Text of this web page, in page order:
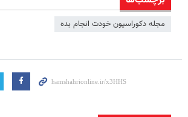
مجله دکوراسیون خودت انجام بده